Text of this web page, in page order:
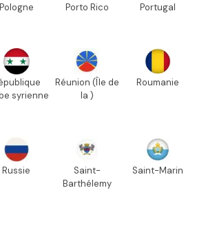
Pologne Porto Rico Portugal
syrienne
Réunion (Île de
la )
Roumanie
Russie
Saint-
Barthélemy
Saint-Marin